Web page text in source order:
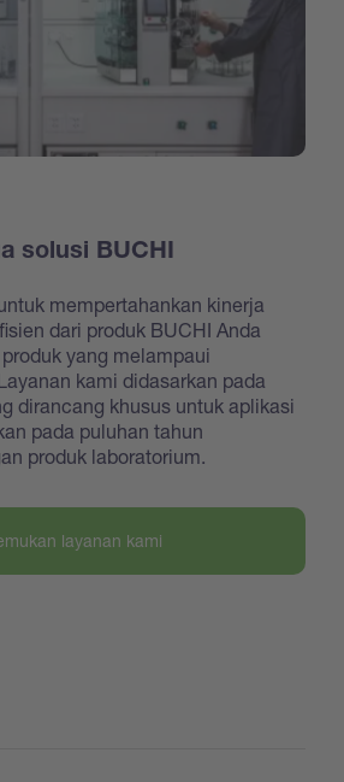
solusi BUCHI
mempertahankan kinerja
dari produk BUCHI Anda
yang melampaui
kami didasarkan pada
dirancang khusus untuk aplikasi
pada puluhan tahun
produk laboratorium.
layanan kami